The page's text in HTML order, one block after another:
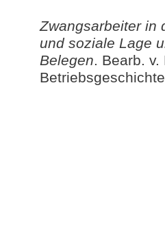
Zwangsarbeiter in
und soziale Lage
Belegen. Bearb.